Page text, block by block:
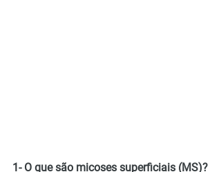
1- O que são micoses superficiais (MS)?